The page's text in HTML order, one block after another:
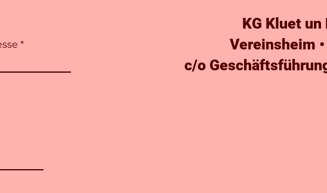
KG Kluet
Vereinsheim •
c/o